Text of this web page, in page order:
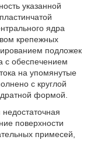
указанной
ядра
крепежных
подложек
с обеспечением
на упомянутые
с круглой
формой.
поверхности
примесей,